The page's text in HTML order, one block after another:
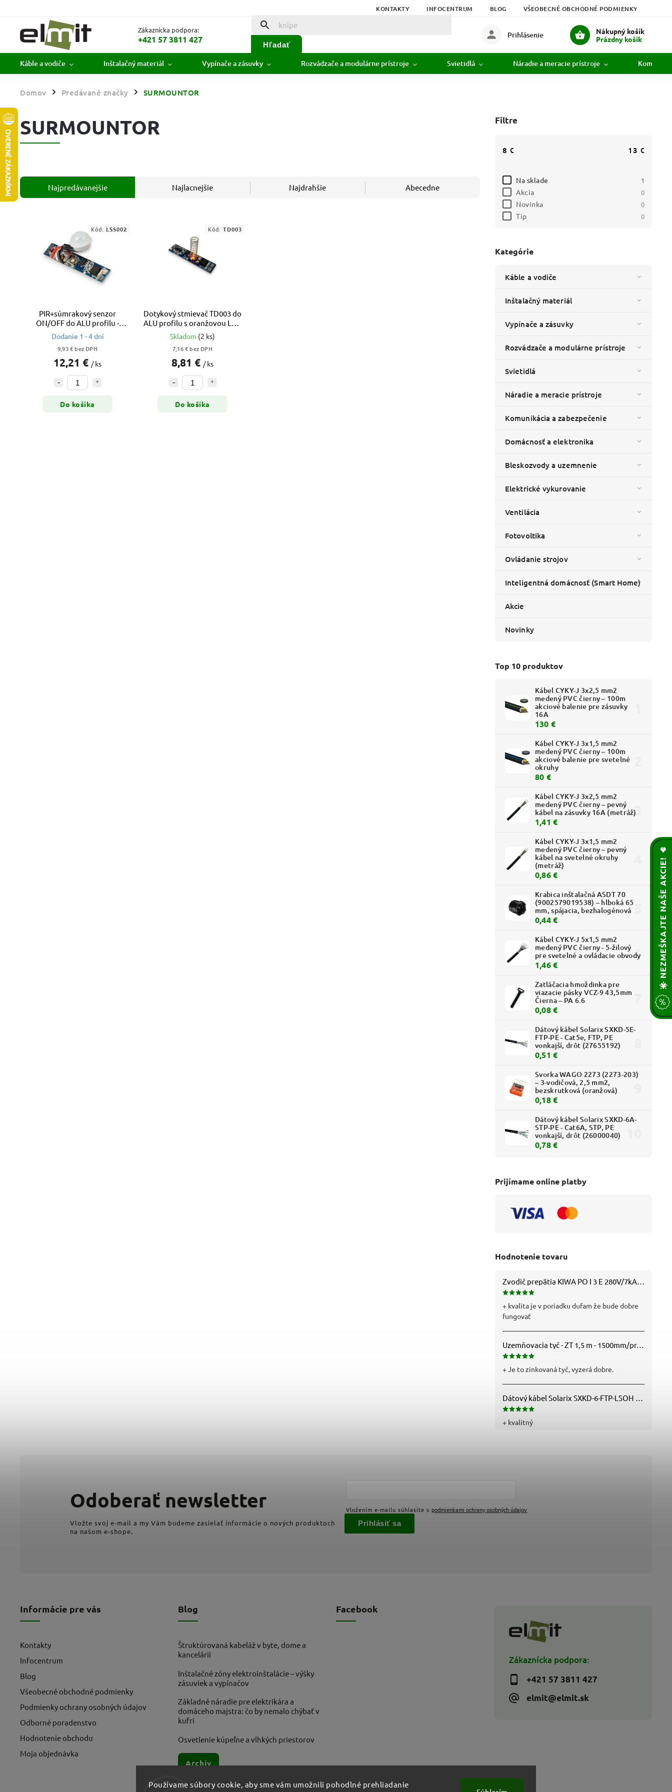
Používame súbory cookie, aby sme vám umožnili pohodlné prehliadanie
KONTAKTY INFOCENTRUM BLOG VŠEOBECNÉ OBCHODNÉ PODMIENKY
Zákaznícka podpora:
+421 57 3811 427
Hľadať
Nákupný košík
Prázdny košík
Prihlásenie
Káble a vodiče Inštalačný materiál Vypínače a zásuvky Rozvádzače a modulárne prístroje Svietidlá Náradie a meracie prístroje
Domov / Predávané značky / SURMOUNTOR
Filtre
8 € 13 €
Na sklade 1
Akcia 0
Novinka 0
Tip 0
Kategórie
Káble a vodiče
Inštalačný materiál
Vypínače a zásuvky
Rozvádzače a modulárne prístroje
Svietidlá
Náradie a meracie prístroje
Komunikácia a zabezpečenie
Domácnosť a elektronika
Bleskozvody a uzemnenie
Elektrické vykurovanie
Ventilácia
Fotovoltika
Ovládanie strojov
Inteligentná domácnosť (Smart Home)
Akcie
Novinky
Top 10 produktov
Kábel CYKY-J 3x2,5 mm2
medený PVC čierny – 100m
akciové balenie pre zásuvky
16A
130 €
Kábel CYKY-J 3x1,5 mm2
medený PVC čierny – 100m
akciové balenie pre svetelné
okruhy
80 €
Kábel CYKY-J 3x2,5 mm2
medený PVC čierny – pevný
kábel na zásuvky 16A (metráž)
1,41 €
Kábel CYKY-J 3x1,5 mm2
medený PVC čierny – pevný
kábel na svetelné okruhy
(metráž)
0,86 €
Krabica inštalačná ASDT 70
(9002579019538) – hlboká 65
mm, spájacia, bezhalogénová
0,44 €
Kábel CYKY-J 5x1,5 mm2
medený PVC čierny - 5-žilový
pre svetelné a ovládacie obvody
1,46 €
Zatláčacia hmoždinka pre
viazacie pásky VCZ-9 43,5mm
Čierna – PA 6.6
0,08 €
Dátový kábel Solarix SXKD-5E-
FTP-PE - Cat5e, FTP, PE
vonkajší, drôt (27655192)
0,51 €
Svorka WAGO 2273 (2273-203)
– 3-vodičová, 2,5 mm2,
bezskrutková (oranžová)
0,18 €
Dátový kábel Solarix SXKD-6A-
STP-PE - Cat6A, STP, PE
vonkajší, drôt (26000040)
0,78 €
Prijímame online platby
Hodnotenie tovaru
+ kvalita je v poriadku dufam že bude dobre
fungovať
Uzemňovacia tyč - ZT 1,5 m - 1500mm/pr.25mm - Fe/Zn - f712112
+ Je to zinkovaná tyč, vyzerá dobre.
+ kvalitný
SURMOUNTOR
Najpredávanejšie Najlacnejšie Najdrahšie Abecedne
PIR+súmrakový senzor
ON/OFF do ALU profilu -
LSS002
Dodanie 1 - 4 dní
9,93 € bez DPH
12,21 € / ks
Do košíka
Kód: LSS002
Dotykový stmievač TD003 do
ALU profilu s oranžovou LED
a pamäťou
Skladom (2 ks)
7,16 € bez DPH
8,81 € / ks
Do košíka
Kód: TD003
Zákaznícka podpora:
+421 57 3811 427
elmit@elmit.sk
Informácie pre vás
Kontakty
Infocentrum
Blog
Všeobecné obchodné podmienky
Podmienky ochrany osobných údajov
Odborné poradenstvo
Hodnotenie obchodu
Moja objednávka
Blog
Štruktúrovaná kabeláž v byte, dome a
kancelárii
Inštalačné zóny elektroinštalácie – výšky
zásuviek a vypínačov
Základné náradie pre elektrikára a
domáceho majstra: čo by nemalo chýbať v
kufri
Osvetlenie kúpeľne a vlhkých priestorov
Archív
Odoberať newsletter
Vložte svoj e-mail a my Vám budeme zasielať informácie o nových produktoch
na našom e-shope.
Vložením e-mailu súhlasíte s podmienkami ochrany osobných údajov
Prihlásiť sa
Facebook
🌟 NEZMEŠKAJTE NAŠE AKCIE! 🔥